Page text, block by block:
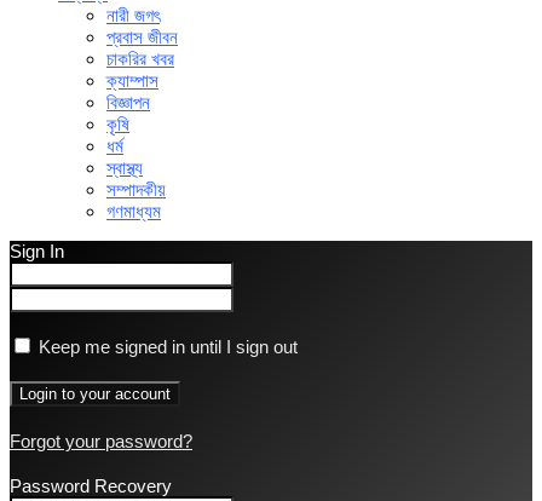
নারী জগৎ
প্রবাস জীবন
চাকরির খবর
ক্যাম্পাস
বিজ্ঞাপন
কৃষি
ধর্ম
স্বাস্থ্য
সম্পাদকীয়
গণমাধ্যম
Sign In
Keep me signed in until I sign out
Forgot your password?
Password Recovery